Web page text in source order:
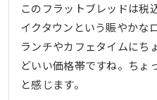
このフラットブレッドは税
イクタウンという賑やかな
ランチやカフェタイムにち
どいい価格帯ですね。ちょ
と感じます。